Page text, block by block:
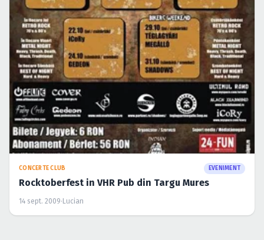
CONCERTE CLUB EVENIMENT
Rocktoberfest in VHR Pub din Targu Mures
14 sept. 2009·Lucian